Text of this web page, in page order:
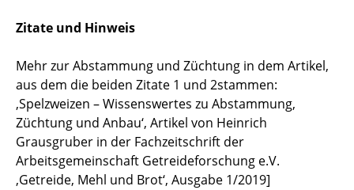
Zitate und Hinweis
Mehr zur Abstammung und Züchtung in dem Artikel,
aus dem die beiden Zitate 1 und 2stammen:
,Spelzweizen – Wissenswertes zu Abstammung,
Züchtung und Anbau‘, Artikel von Heinrich
Grausgruber in der Fachzeitschrift der
Arbeitsgemeinschaft Getreideforschung e.V.
‚Getreide, Mehl und Brot‘, Ausgabe 1/2019]